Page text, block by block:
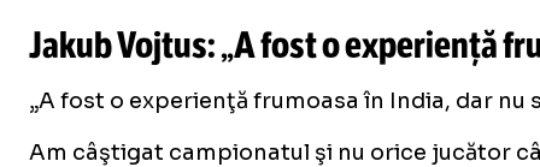
Jakub Vojtus: „A fost o experienţă
„A fost o experienţă frumoasa în India, dar nu
Am câştigat campionatul şi nu orice jucător